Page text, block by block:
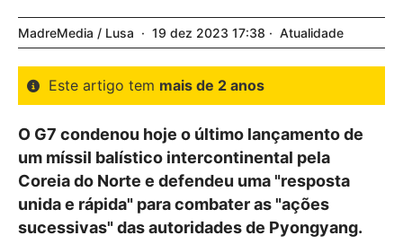
MadreMedia / Lusa 19 dez 2023 17:38 Atualidade
Este artigo tem mais de 2 anos
O G7 condenou hoje o último lançamento de
um míssil balístico intercontinental pela
Coreia do Norte e defendeu uma "resposta
unida e rápida" para combater as "ações
sucessivas" das autoridades de Pyongyang.